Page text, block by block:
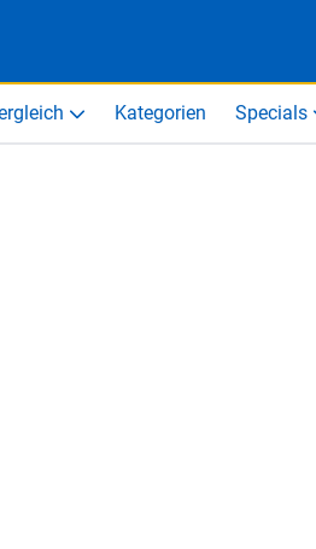
Kategorien Specials